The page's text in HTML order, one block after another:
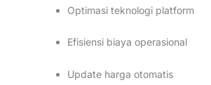
Optimasi teknologi platform
Efisiensi biaya operasional
Update harga otomatis